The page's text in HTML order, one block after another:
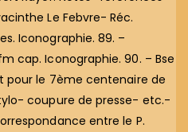
Le Febvre- Réc.
Iconographie. 89. –
cap. Iconographie. 90. – Bse
pour le 7ème centenaire de
coupure de presse- etc.-
entre le P.